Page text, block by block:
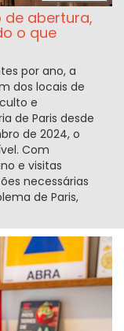
de abertura,
o que
por ano, a
dos locais de
e
de Paris desde
de 2024, o
Com
e visitas
necessárias
de Paris,